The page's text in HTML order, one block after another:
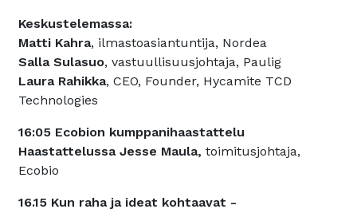
Keskustelemassa:
Matti Kahra, ilmastoasiantuntija, Nordea
Salla Sulasuo, vastuullisuusjohtaja, Paulig
Laura Rahikka, CEO, Founder, Hycamite TCD
Technologies
16:05 Ecobion kumppanihaastattelu
Haastattelussa Jesse Maula, toimitusjohtaja,
Ecobio
16.15 Kun raha ja ideat kohtaavat -